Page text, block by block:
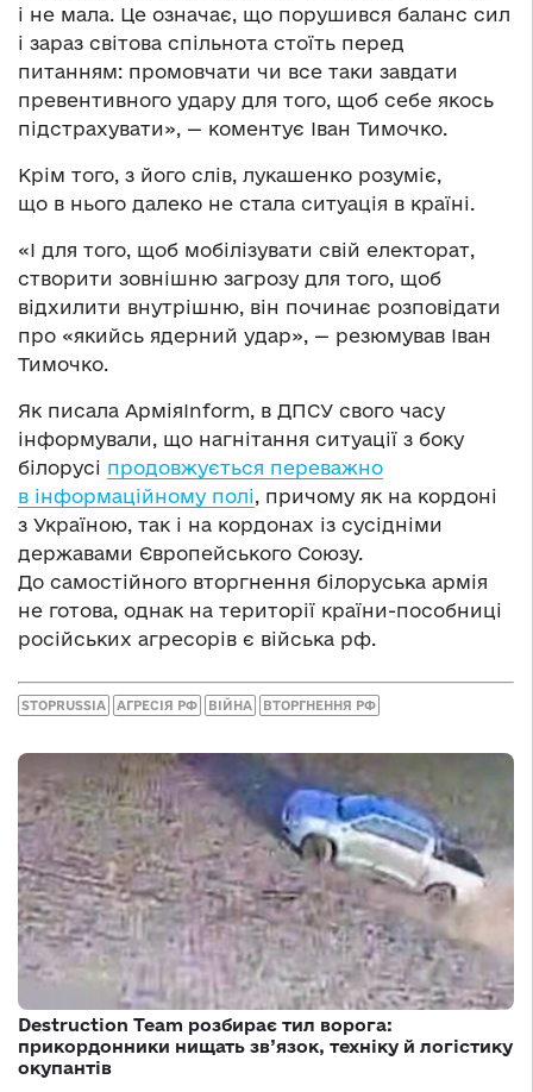
і не мала. Це означає, що порушився баланс сил
і зараз світова спільнота стоїть перед
питанням: промовчати чи все таки завдати
превентивного удару для того, щоб себе якось
підстрахувати», — коментує Іван Тимочко.
Крім того, з його слів, лукашенко розуміє,
що в нього далеко не стала ситуація в країні.
«І для того, щоб мобілізувати свій електорат,
створити зовнішню загрозу для того, щоб
відхилити внутрішню, він починає розповідати
про «якийсь ядерний удар», — резюмував Іван
Тимочко.
Як писала АрміяInform, в ДПСУ свого часу
інформували, що нагнітання ситуації з боку
білорусі продовжується переважно
в інформаційному полі, причому як на кордоні
з Україною, так і на кордонах із сусідніми
державами Європейського Союзу.
До самостійного вторгнення білоруська армія
не готова, однак на території країни-пособниці
російських агресорів є війська рф.
STOPRUSSIA АГРЕСІЯ РФ ВІЙНА ВТОРГНЕННЯ РФ
Destruction Team розбирає тил ворога:
прикордонники нищать зв’язок, техніку й логістику
окупантів